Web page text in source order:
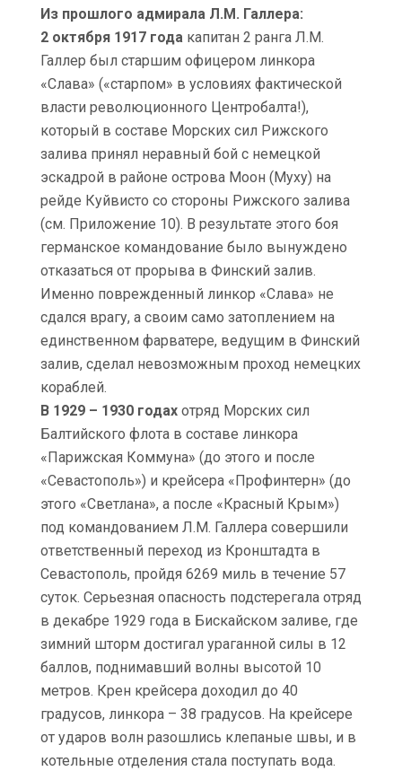
Из прошлого адмирала Л.М. Галлера:
2 октября 1917 года капитан 2 ранга Л.М.
Галлер был старшим офицером линкора
«Слава» («старпом» в условиях фактической
власти революционного Центробалта!),
который в составе Морских сил Рижского
залива принял неравный бой с немецкой
эскадрой в районе острова Моон (Муху) на
рейде Куйвисто со стороны Рижского залива
(см. Приложение 10). В результате этого боя
германское командование было вынуждено
отказаться от прорыва в Финский залив.
Именно поврежденный линкор «Слава» не
сдался врагу, а своим само затоплением на
единственном фарватере, ведущим в Финский
залив, сделал невозможным проход немецких
кораблей.
В 1929 – 1930 годах отряд Морских сил
Балтийского флота в составе линкора
«Парижская Коммуна» (до этого и после
«Севастополь») и крейсера «Профинтерн» (до
этого «Светлана», а после «Красный Крым»)
под командованием Л.М. Галлера совершили
ответственный переход из Кронштадта в
Севастополь, пройдя 6269 миль в течение 57
суток. Серьезная опасность подстерегала отряд
в декабре 1929 года в Бискайском заливе, где
зимний шторм достигал ураганной силы в 12
баллов, поднимавший волны высотой 10
метров. Крен крейсера доходил до 40
градусов, линкора – 38 градусов. На крейсере
от ударов волн разошлись клепаные швы, и в
котельные отделения стала поступать вода.